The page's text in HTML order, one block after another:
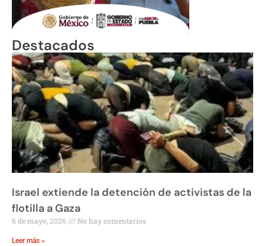
Destacados
Israel extiende la detención de activistas de la
flotilla a Gaza
6 de mayo, 2026 No hay comentarios
Leer más »